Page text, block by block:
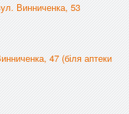
Винниченка, 53
47 (біля аптеки